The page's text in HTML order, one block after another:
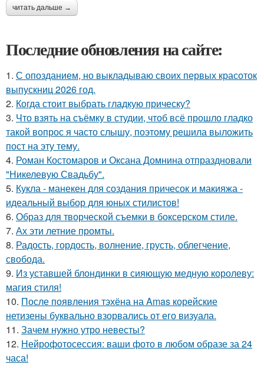
читать дальше →
Последние обновления на сайте:
1. С опозданием, но выкладываю своих первых красоток
выпускниц 2026 год.
2. Когда стоит выбрать гладкую прическу?
3. Что взять на съёмку в студии, чтоб всё прошло гладко
такой вопрос я часто слышу, поэтому решила выложить
пост на эту тему.
4. Роман Костомаров и Оксана Домнина отпраздновали
"Никелевую Свадьбу".
5. Кукла - манекен для создания причесок и макияжа -
идеальный выбор для юных стилистов!
6. Образ для творческой съемки в боксерском стиле.
7. Ах эти летние промты.
8. Радость, гордость, волнение, грусть, облегчение,
свобода.
9. Из уставшей блондинки в сияющую медную королеву:
магия стиля!
10. После появления тэхёна на Amas корейские
нетизены буквально взорвались от его визуала.
11. Зачем нужно утро невесты?
12. Нейрофотосессия: ваши фото в любом образе за 24
часа!